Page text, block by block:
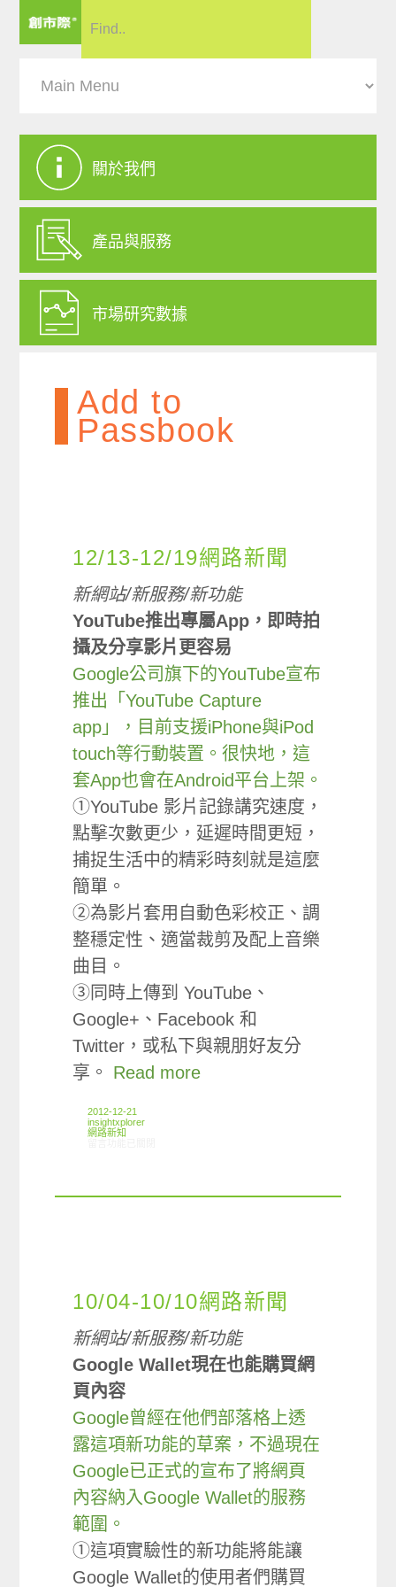
關於我們
產品與服務
市場研究數據
Add to
Passbook
12/13-12/19網路新聞
新網站/新服務/新功能
YouTube推出專屬App，即時拍
攝及分享影片更容易
Google公司旗下的YouTube宣布
推出「YouTube Capture
app」，目前支援iPhone與iPod
touch等行動裝置。很快地，這
套App也會在Android平台上架。
①YouTube 影片記錄講究速度，
點擊次數更少，延遲時間更短，
捕捉生活中的精彩時刻就是這麼
簡單。
②為影片套用自動色彩校正、調
整穩定性、適當裁剪及配上音樂
曲目。
③同時上傳到 YouTube、
Google+、Facebook 和
Twitter，或私下與親朋好友分
享。 Read more
2012-12-21
insightxplorer
網路新知
10/04-10/10網路新聞
新網站/新服務/新功能
Google Wallet現在也能購買網
頁內容
Google曾經在他們部落格上透
露這項新功能的草案，不過現在
Google已正式的宣布了將網頁
內容納入Google Wallet的服務
範圍。
①這項實驗性的新功能將能讓
Google Wallet的使用者們購買